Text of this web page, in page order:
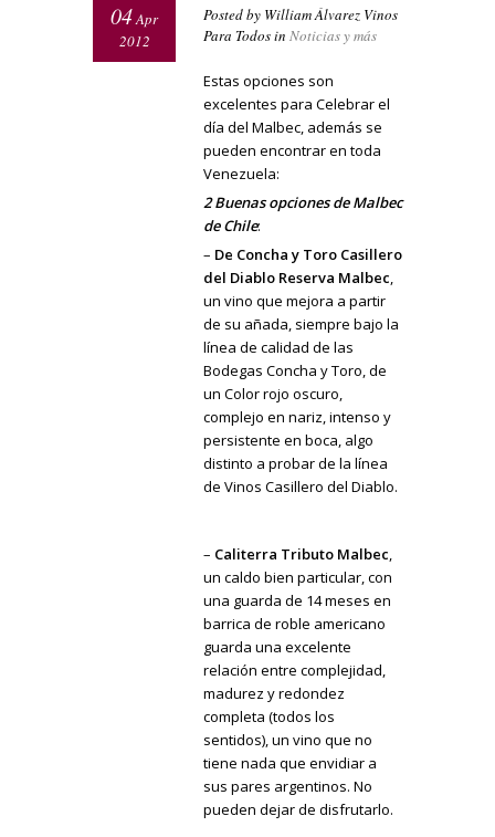
Posted by William Álvarez Vinos
Para Todos in Noticias y más
04Apr
2012
Estas opciones son
excelentes para Celebrar el
día del Malbec, además se
pueden encontrar en toda
Venezuela:
2 Buenas opciones de Malbec
de Chile:
– De Concha y Toro Casillero
del Diablo Reserva Malbec,
un vino que mejora a partir
de su añada, siempre bajo la
línea de calidad de las
Bodegas Concha y Toro, de
un Color rojo oscuro,
complejo en nariz, intenso y
persistente en boca, algo
distinto a probar de la línea
de Vinos Casillero del Diablo.
– Caliterra Tributo Malbec,
un caldo bien particular, con
una guarda de 14 meses en
barrica de roble americano
guarda una excelente
relación entre complejidad,
madurez y redondez
completa (todos los
sentidos), un vino que no
tiene nada que envidiar a
sus pares argentinos. No
pueden dejar de disfrutarlo.